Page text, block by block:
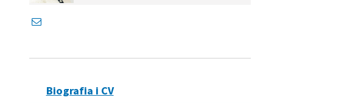
Biografia i CV